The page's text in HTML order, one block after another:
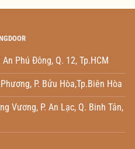
Phú Đông, Q. 12, Tp.HCM
P. Bửu Hòa,Tp.Biên Hòa
Vương, P. An Lạc, Q. Binh Tân,